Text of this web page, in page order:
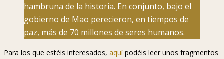
hambruna de la historia. En conjunto, bajo el
gobierno de Mao perecieron, en tiempos de
paz, más de 70 millones de seres humanos.
Para los que estéis interesados, aquípodéis leer unos fragmentos